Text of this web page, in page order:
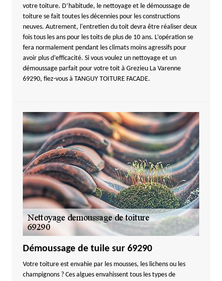
votre toiture. D’habitude, le nettoyage et le démoussage de
toiture se fait toutes les décennies pour les constructions
neuves. Autrement, l'entretien du toit devra être réaliser deux
fois tous les ans pour les toits de plus de 10 ans. L’opération se
fera normalement pendant les climats moins agressifs pour
avoir plus d’efficacité. Si vous voulez un nettoyage et un
démoussage parfait pour votre toit à Grezieu La Varenne
69290, fiez-vous à TANGUY TOITURE FACADE.
Démoussage de tuile sur 69290
Votre toiture est envahie par les mousses, les lichens ou les
champignons ? Ces algues envahissent tous les types de